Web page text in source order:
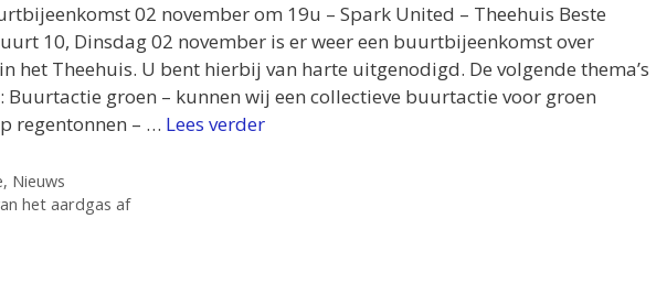
02 november om 19u – Spark United – Theehuis Beste
10, Dinsdag 02 november is er weer een buurtbijeenkomst over
het Theehuis. U bent hierbij van harte uitgenodigd. De volgende thema’s
Buurtactie groen – kunnen wij een collectieve buurtactie voor groen
regentonnen – … Lees verder
, Nieuws
het aardgas af